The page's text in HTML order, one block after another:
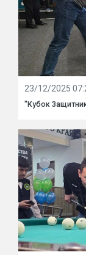
23/12/2025
"Кубок